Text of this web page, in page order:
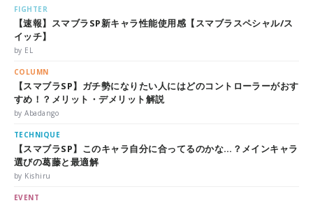
FIGHTER
【速報】スマブラSP新キャラ性能使用感【スマブラスペシャル/ス
イッチ】
by EL
COLUMN
【スマブラSP】ガチ勢になりたい人にはどのコントローラーがおす
すめ！？メリット・デメリット解説
by Abadango
TECHNIQUE
【スマブラSP】このキャラ自分に合ってるのかな…？メインキャラ
選びの葛藤と最適解
by Kishiru
EVENT